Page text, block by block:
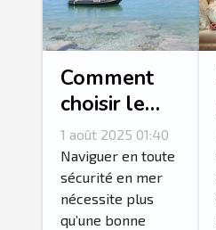
Comment
choisir le
bon radeau
de survie
pour votre
équipage ?
1 août 2025 01:40
Naviguer en toute
sécurité en mer
nécessite plus
qu’une bonne